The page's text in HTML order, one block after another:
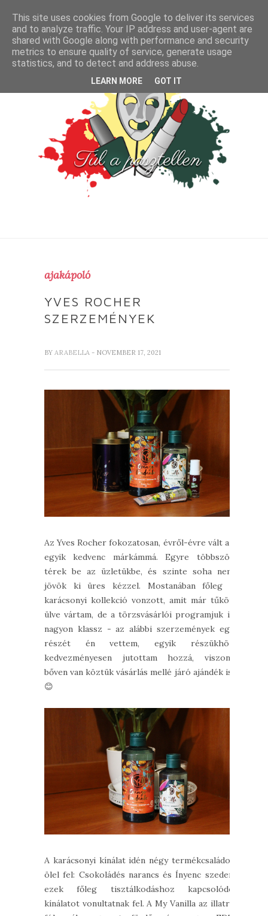
ajakápoló
YVES ROCHER
SZERZEMÉNYEK
BY ARABELLA - NOVEMBER 17, 2021
Az Yves Rocher fokozatosan, évről-évre vált az
egyik kedvenc márkámmá. Egyre többször
térek be az üzletükbe, és szinte soha nem
jövök ki üres kézzel. Mostanában főleg a
karácsonyi kollekció vonzott, amit már tűkön
ülve vártam, de a törzsvásárlói programjuk is
nagyon klassz - az alábbi szerzemények egy
részét én vettem, egyik részükhöz
kedvezményesen jutottam hozzá, viszont
bőven van köztük vásárlás mellé járó ajándék is.
😊
A karácsonyi kínálat idén négy termékcsaládot
ölel fel: Csokoládés narancs és Ínyenc szeder,
ezek főleg tisztálkodáshoz kapcsolódó
kínálatot vonultatnak fel. A My Vanilla az illatra
This site uses cookies from Google to deliver its services
and to analyze traffic. Your IP address and user-agent are
shared with Google along with performance and security
metrics to ensure quality of service, generate usage
statistics, and to detect and address abuse.
LEARN MORE GOT IT